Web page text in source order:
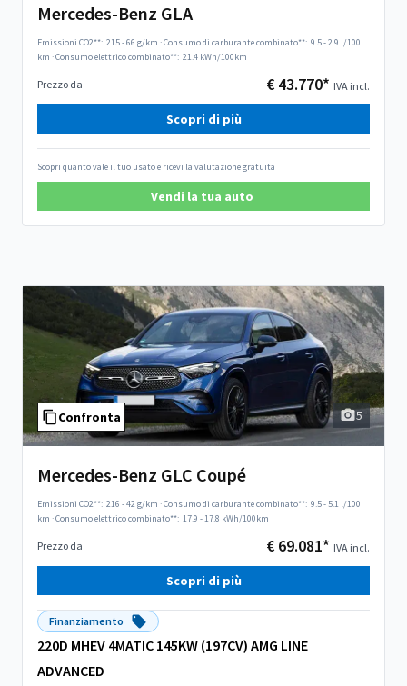
Mercedes-Benz GLA
Emissioni CO2**: 215 - 66 g/km ·Consumo di carburante combinato**: 9.5 - 2.9 l/100
km ·Consumo elettrico combinato**: 21.4 kWh/100km
Prezzo da € 43.770* IVA incl.
Scopri di più
Scopri quanto vale il tuo usato e ricevi la valutazione gratuita
Vendi la tua auto
Confronta 5
Mercedes-Benz GLC Coupé
Emissioni CO2**: 216 - 42 g/km ·Consumo di carburante combinato**: 9.5 - 5.1 l/100
km ·Consumo elettrico combinato**: 17.9 - 17.8 kWh/100km
Prezzo da € 69.081* IVA incl.
Scopri di più
Finanziamento
220D MHEV 4MATIC 145KW (197CV) AMG LINE
ADVANCED